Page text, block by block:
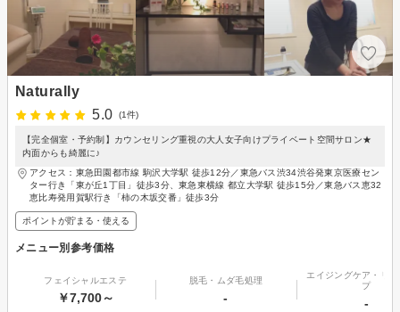
Naturally
5.0
(1件)
【完全個室・予約制】カウンセリング重視の大人女子向けプライベート空間サロン★
内面からも綺麗に♪
アクセス：東急田園都市線 駒沢大学駅 徒歩12分／東急バス渋34渋谷発東京医療セン
ター行き「東が丘1丁目」徒歩3分、東急東横線 都立大学駅 徒歩15分／東急バス恵32
恵比寿発用賀駅行き「柿の木坂交番」徒歩3分
ポイントが貯まる・使える
メニュー別参考価格
フェイシャルエステ
￥7,700～
脱毛・ムダ毛処理
-
エイジングケア・リ
プ
-